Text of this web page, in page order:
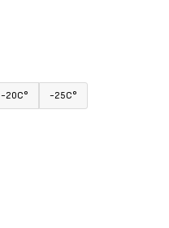
-20С° -25С°